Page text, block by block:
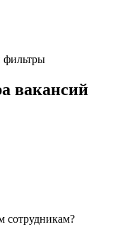
фильтры
вакансий
сотрудникам?